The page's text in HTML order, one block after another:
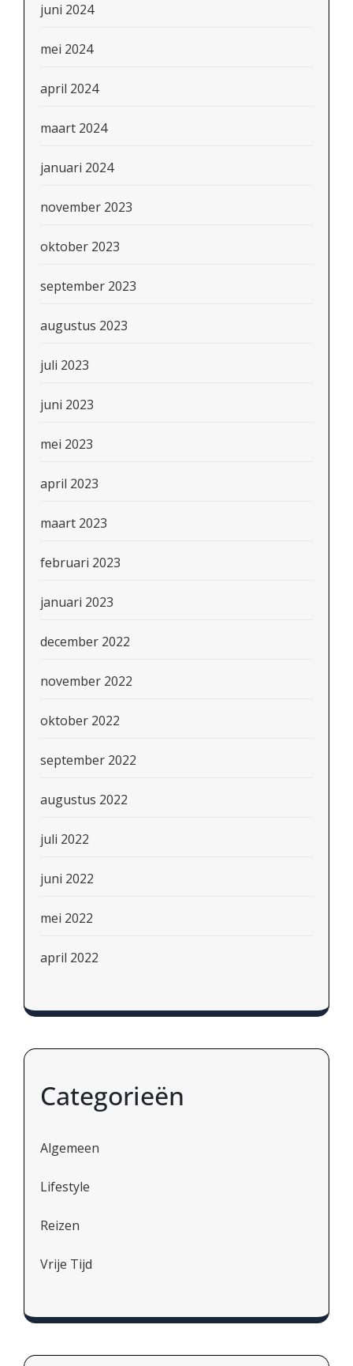
juni 2024
mei 2024
april 2024
maart 2024
januari 2024
november 2023
oktober 2023
september 2023
augustus 2023
juli 2023
juni 2023
mei 2023
april 2023
maart 2023
februari 2023
januari 2023
december 2022
november 2022
oktober 2022
september 2022
augustus 2022
juli 2022
juni 2022
mei 2022
april 2022
Categorieën
Algemeen
Lifestyle
Reizen
Vrije Tijd